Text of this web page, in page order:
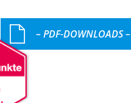
– PDF-DOWNLOADS –